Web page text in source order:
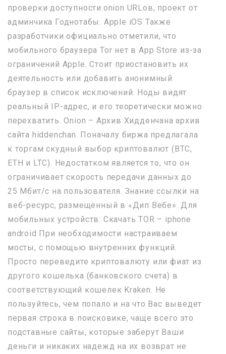
проверки доступности.onion URLов, проект от
админчика Годнотабы. Apple iOS Также
разработчики официально отметили, что
мобильного браузера Tor нет в App Store из-за
ограничений Apple. Стоит приостановить их
деятельность или добавить анонимный
браузер в список исключений. Ноды видят
реальный IP-адрес, и его теоретически можно
перехватить. Onion – Архив Хидденчана архив
сайта hiddenchan. Поначалу биржа предлагала
к торгам скудный выбор криптовалют (BTC,
ETH и LTC). Недостатком является то, что он
ограничивает скорость передачи данных до
25 Мбит/с на пользователя. Знание ссылки на
веб-ресурс, размещенный в «Дип Вебе». Для
мобильных устройств: Скачать TOR – iphone
android При необходимости настраиваем
мосты, с помощью внутренних функций.
Просто переведите криптовалюту или фиат из
другого кошелька (банковского счета) в
соответствующий кошелек Kraken. Не
пользуйтесь, чем попало и на что Вас выведет
первая строка в поисковике, чаще всего это
подставные сайты, которые заберут Ваши
деньги и никаких надежд на их возврат не